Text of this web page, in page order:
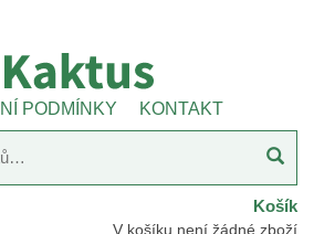
PODMÍNKY KONTAKT
Košík
V košíku není žádné zboží